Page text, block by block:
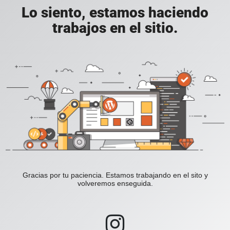
Lo siento, estamos haciendo
trabajos en el sitio.
Gracias por tu paciencia. Estamos trabajando en el sito y
volveremos enseguida.